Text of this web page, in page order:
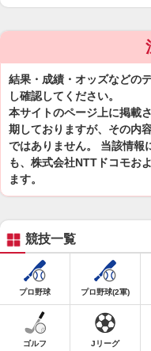
結果・成績・オッズなどの
し確認してください。
本サイトのページ上に掲載
期しておりますが、その内
ではありません。 当該情報
も、株式会社NTTドコモお
ます。
競技一覧
プロ野球 プロ野球(2軍)
ゴルフ Jリーグ